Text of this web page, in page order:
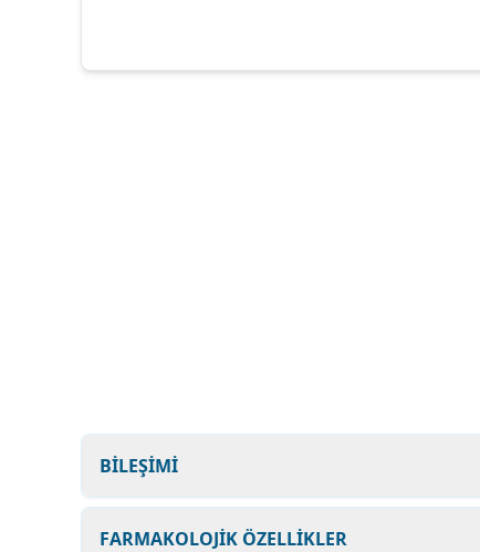
BİLEŞİMİ
FARMAKOLOJİK ÖZELLİKLER